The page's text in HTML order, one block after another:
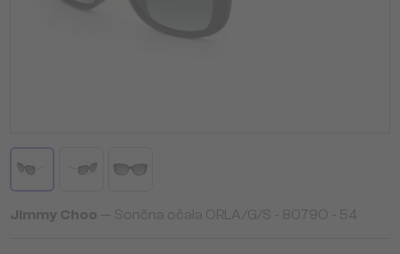
Jimmy Choo — Sončna očala ORLA/G/S - 8079O - 54